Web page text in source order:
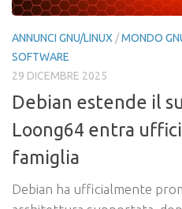
ANNUNCI GNU/LINUX /MONDO
SOFTWARE
29 DICEMBRE 2025
Debian estende il
Loong64 entra
famiglia
Debian ha ufficialmente